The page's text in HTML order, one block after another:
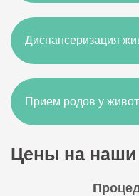
Диспансеризация
Прием родов у
Цены на наши